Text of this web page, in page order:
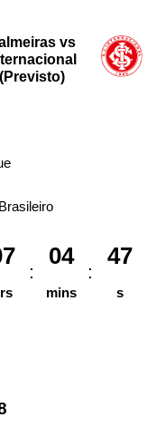
vs
(Previsto)
04
mins
47
s